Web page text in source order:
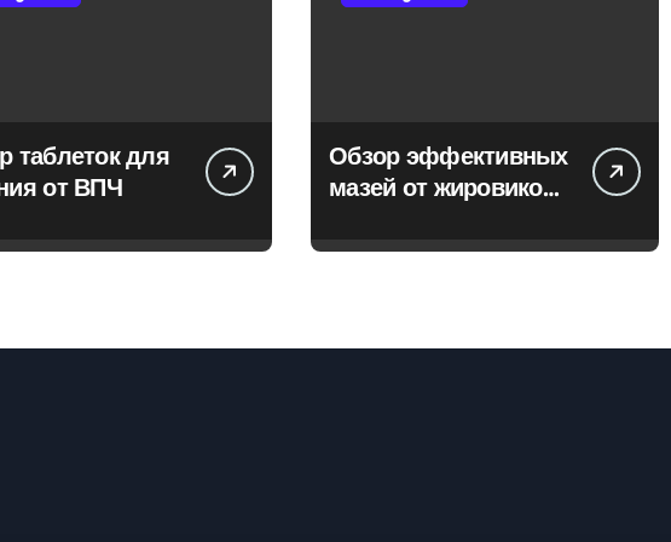
таблеток для
от ВПЧ
Обзор эффективных
мазей от жировиков
эффектом